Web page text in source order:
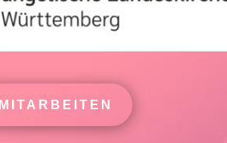
MITARBEITEN